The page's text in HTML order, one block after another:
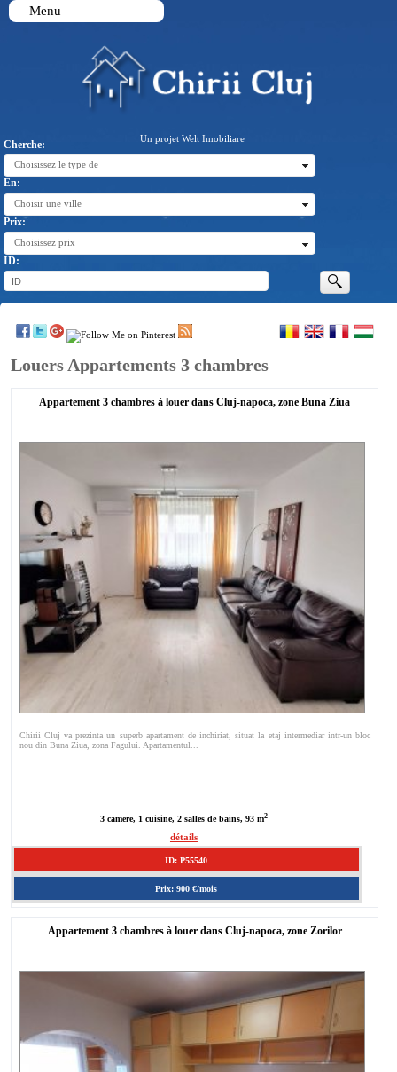
Un projet Welt Imobiliare
Cherche:
Choisissez le type de
En:
Choisir une ville
Prix:
Choisissez prix
ID:
Menu
Louers Appartements 3 chambres
Appartement 3 chambres à louer dans Cluj-napoca, zone Buna Ziua
Chirii Cluj va prezinta un superb apartament de inchiriat, situat la etaj intermediar intr-un bloc
nou din Buna Ziua, zona Fagului. Apartamentul...
3 camere, 1 cuisine, 2 salles de bains, 93 m2
détails
ID: P55540
Prix: 900 €/mois
Appartement 3 chambres à louer dans Cluj-napoca, zone Zorilor